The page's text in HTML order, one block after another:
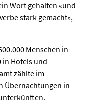
Wort gehalten «und
stark gemacht»,
Menschen in
in Hotels und
zählte im
Übernachtungen in